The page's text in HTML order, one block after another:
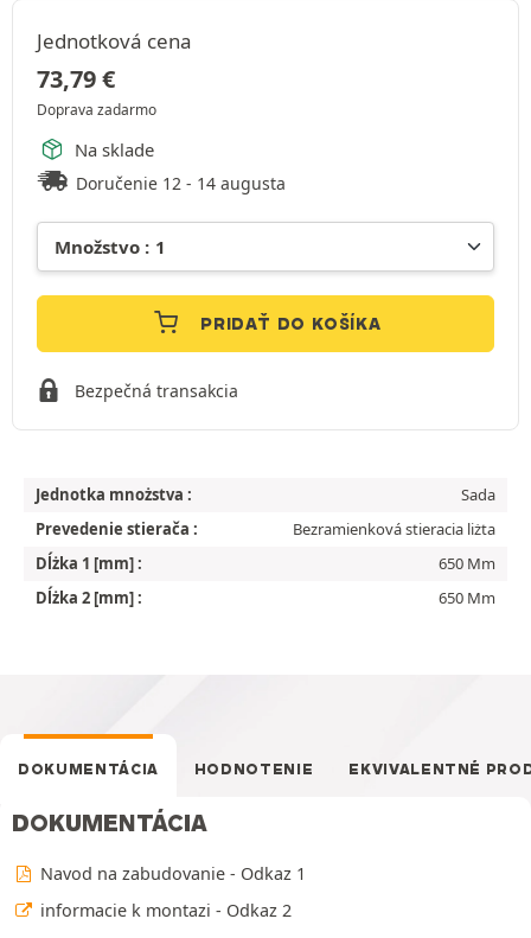
Jednotková cena
73,79€
Doprava zadarmo
Na sklade
Doručenie 12 - 14 augusta
PRIDAŤ DO KOŠÍKA
Bezpečná transakcia
Jednotka mnożstva :
Sada
Prevedenie stierača :
Bezramienková stieracia liżta
Dĺżka 1 [mm] :
650 Mm
Dĺżka 2 [mm] :
650 Mm
DOKUMENTÁCIA HODNOTENIE EKVIVALENTNÉ
DOKUMENTÁCIA
Navod na zabudovanie - Odkaz 1
informacie k montazi - Odkaz 2